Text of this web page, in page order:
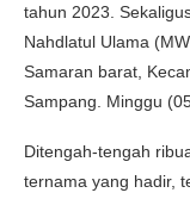
tahun 2023.
Nahdlatul Ulama
Samaran barat,
Sampang. Minggu
Ditengah-tengah
ternama yang hadir,